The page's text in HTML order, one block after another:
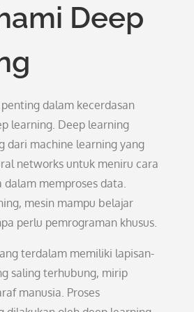
Deep
dalam kecerdasan
learning. Deep learning
dari machine learning yang
networks untuk meniru cara
dalam memproses data.
mesin mampu belajar
perlu pemrograman khusus.
terdalam memiliki lapisan-
saling terhubung, mirip
manusia. Proses